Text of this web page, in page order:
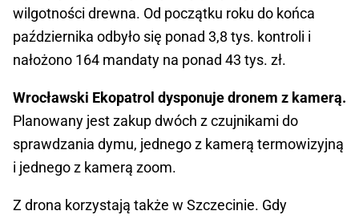
wilgotności drewna. Od początku roku do końca
października odbyło się ponad 3,8 tys. kontroli i
nałożono 164 mandaty na ponad 43 tys. zł.
Wrocławski Ekopatrol dysponuje dronem z kamerą.
Planowany jest zakup dwóch z czujnikami do
sprawdzania dymu, jednego z kamerą termowizyjną
i jednego z kamerą zoom.
Z drona korzystają także w Szczecinie. Gdy